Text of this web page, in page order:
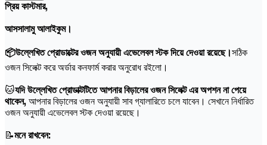
প্রিয় কাস্টমার,
আসসালামু আলাইকুম।
📦উল্লেখিত প্রোডাক্টের ওজন অনুযায়ী এভেলেবল স্টক দিয়ে দেওয়া রয়েছে।সঠিক
ওজন সিলেক্ট করে অর্ডার কনফার্ম করার অনুরোধ রইলো।
🐱যদি উল্লেখিত প্রোডাক্টটিতে আপনার বিড়ালের ওজন সিলেক্ট এর অপশন না পেয়ে
থাকেন, আপনার বিড়ালের ওজন অনুযায়ী সাব গ্যালারিতে চলে যাবেন। সেখানে নির্ধারিত
ওজন অনুযায়ী এভেলেবল স্টক দেওয়া রয়েছে।
📝মনে রাখবেন: